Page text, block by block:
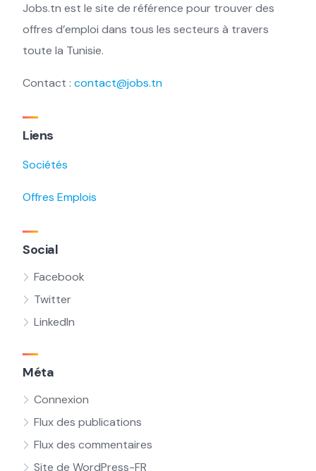
Jobs.tn est le site de référence pour trouver des
offres d’emploi dans tous les secteurs à travers
toute la Tunisie.
Contact : contact@jobs.tn
Liens
Sociétés
Offres Emplois
Social
Facebook
Twitter
LinkedIn
Méta
Connexion
Flux des publications
Flux des commentaires
Site de WordPress-FR